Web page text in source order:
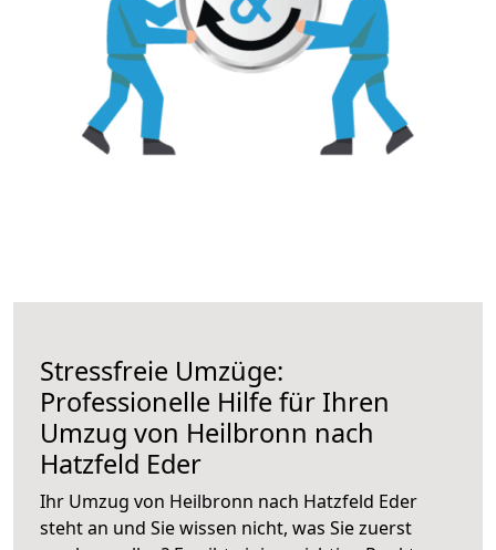
Stressfreie Umzüge:
Professionelle Hilfe für Ihren
Umzug von Heilbronn nach
Hatzfeld Eder
Ihr Umzug von Heilbronn nach Hatzfeld Eder
steht an und Sie wissen nicht, was Sie zuerst